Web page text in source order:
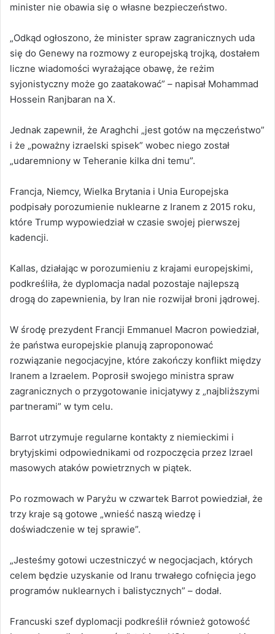
minister nie obawia się o własne bezpieczeństwo.
„Odkąd ogłoszono, że minister spraw zagranicznych uda
się do Genewy na rozmowy z europejską trojką, dostałem
liczne wiadomości wyrażające obawę, że reżim
syjonistyczny może go zaatakować” – napisał Mohammad
Hossein Ranjbaran na X.
Jednak zapewnił, że Araghchi „jest gotów na męczeństwo”
i że „poważny izraelski spisek” wobec niego został
„udaremniony w Teheranie kilka dni temu”.
Francja, Niemcy, Wielka Brytania i Unia Europejska
podpisały porozumienie nuklearne z Iranem z 2015 roku,
które Trump wypowiedział w czasie swojej pierwszej
kadencji.
Kallas, działając w porozumieniu z krajami europejskimi,
podkreśliła, że dyplomacja nadal pozostaje najlepszą
drogą do zapewnienia, by Iran nie rozwijał broni jądrowej.
W środę prezydent Francji Emmanuel Macron powiedział,
że państwa europejskie planują zaproponować
rozwiązanie negocjacyjne, które zakończy konflikt między
Iranem a Izraelem. Poprosił swojego ministra spraw
zagranicznych o przygotowanie inicjatywy z „najbliższymi
partnerami” w tym celu.
Barrot utrzymuje regularne kontakty z niemieckimi i
brytyjskimi odpowiednikami od rozpoczęcia przez Izrael
masowych ataków powietrznych w piątek.
Po rozmowach w Paryżu w czwartek Barrot powiedział, że
trzy kraje są gotowe „wnieść naszą wiedzę i
doświadczenie w tej sprawie”.
„Jesteśmy gotowi uczestniczyć w negocjacjach, których
celem będzie uzyskanie od Iranu trwałego cofnięcia jego
programów nuklearnych i balistycznych” – dodał.
Francuski szef dyplomacji podkreślił również gotowość